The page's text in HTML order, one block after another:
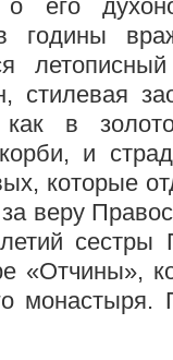
о его
годины
стилевая
в
и
которые
веру
«Отчины»,